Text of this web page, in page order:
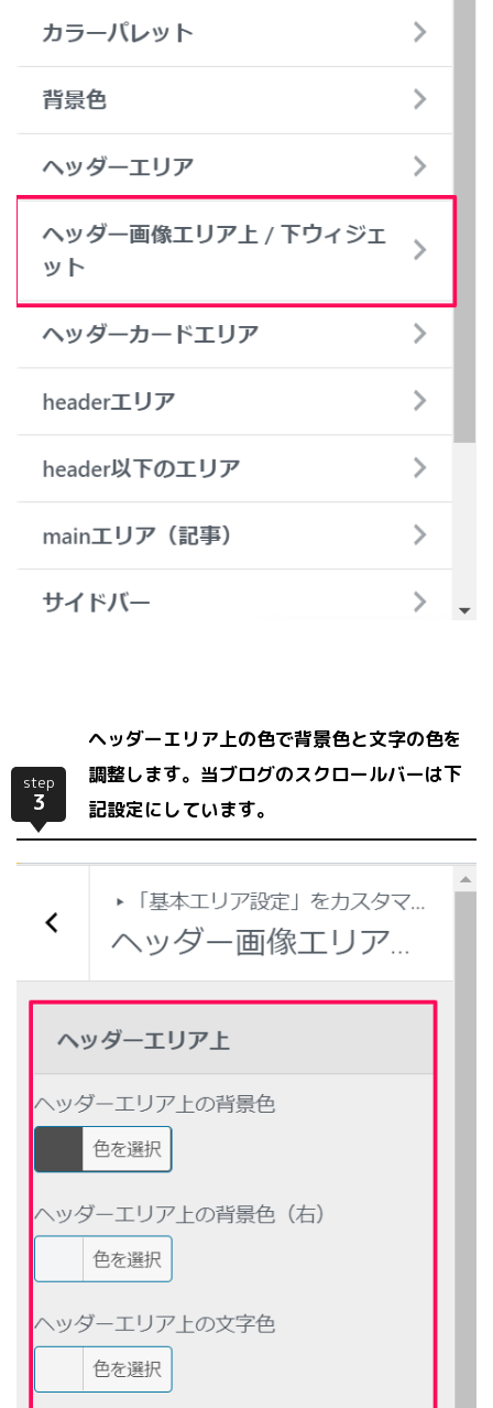
step
3
ヘッダーエリア上の色で背景色と文字の色を
調整します。当ブログのスクロールバーは下
記設定にしています。